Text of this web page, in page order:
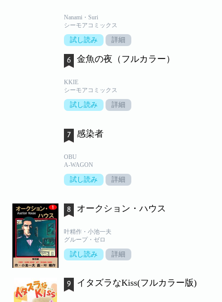
Nanami・Suri
シーモアコミックス
試し読み 詳細
金魚の夜（フルカラー）
KKIE
シーモアコミックス
試し読み 詳細
感染者
OBU
A-WAGON
試し読み 詳細
オークション・ハウス
叶精作・小池一夫
グループ・ゼロ
試し読み 詳細
イタズラなKiss(フルカラー版)